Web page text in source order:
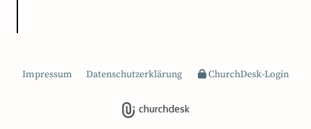
Impressum Datenschutzerklärung ChurchDesk-Login